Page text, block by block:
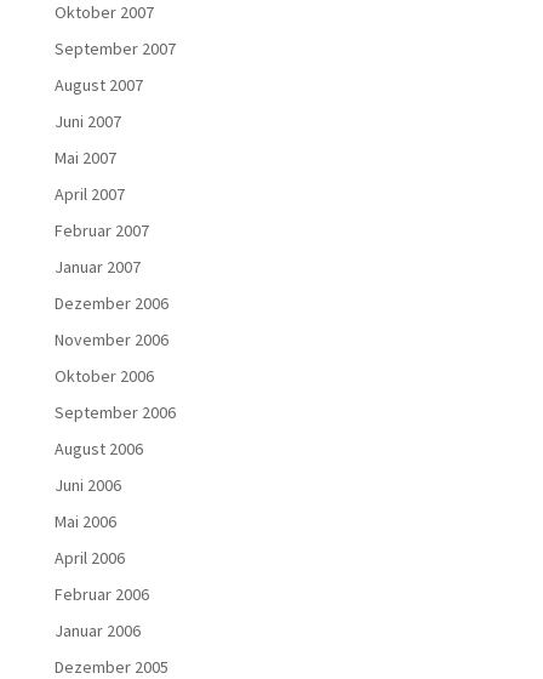
Oktober 2007
September 2007
August 2007
Juni 2007
Mai 2007
April 2007
Februar 2007
Januar 2007
Dezember 2006
November 2006
Oktober 2006
September 2006
August 2006
Juni 2006
Mai 2006
April 2006
Februar 2006
Januar 2006
Dezember 2005